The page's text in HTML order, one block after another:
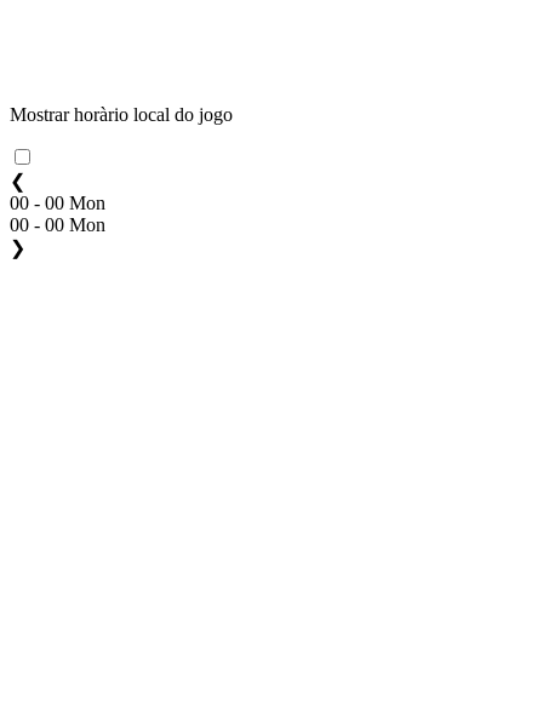
Mostrar horàrio local do jogo
❮
00 - 00 Mon
00 - 00 Mon
❯